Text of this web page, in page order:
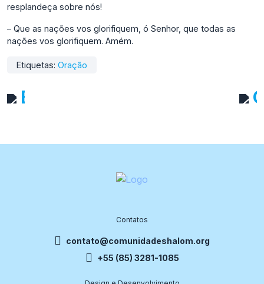
resplandeça sobre nós!
– Que as nações vos glorifiquem, ó Senhor, que todas as
nações vos glorifiquem. Amém.
Etiquetas: Oração
Eucarística da Quarta-Feira
Contatos
contato@comunidadeshalom.org
+55 (85) 3281-1085